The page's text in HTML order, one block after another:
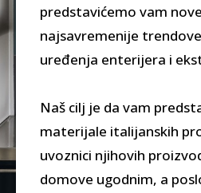
predstavićemo vam
najsavremenije
uređenja enterijera i
Naš cilj je da vam
materijale italijanskih
uvoznici njihovih
domove ugodnim, a